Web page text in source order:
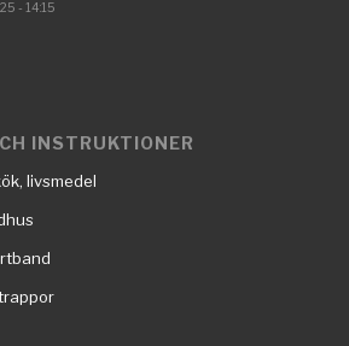
- 14:15
INSTRUKTIONER
livsmedel